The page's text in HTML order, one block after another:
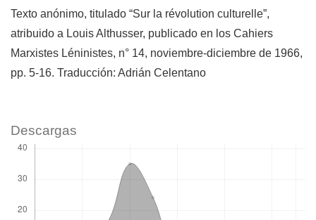
Texto anónimo, titulado “Sur la révolution culturelle”,
atribuido a Louis Althusser, publicado en los Cahiers
Marxistes Léninistes, n° 14, noviembre-diciembre de 1966,
pp. 5-16. Traducción: Adrián Celentano
Descargas